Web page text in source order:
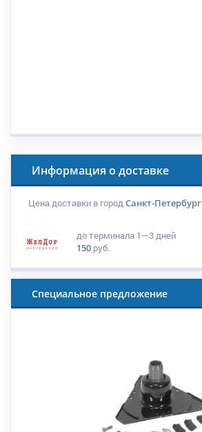
Информация о доставке
Цена доставки в городСанкт-Петербург
до терминала 1—3 дней
150 руб.
Специальное предложение